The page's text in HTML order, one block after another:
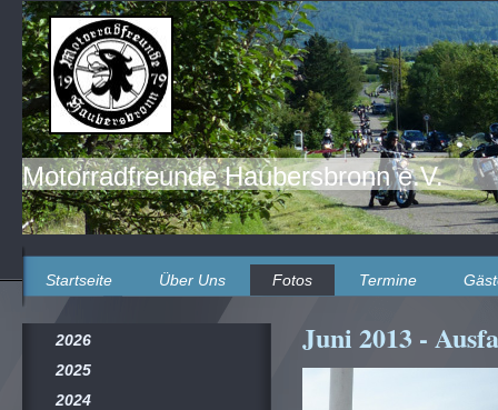
Motorradfreunde Haubersbronn e.V.
Startseite Über Uns Fotos Termine
Juni 2013 -
2026
2025
2024